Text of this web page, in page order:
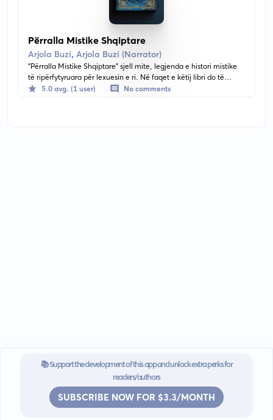
Përralla Mistike Shqiptare
Arjola Buzi, Arjola Buzi (Narrator)
“Përralla Mistike Shqiptare” sjell mite, legjenda e histori mistike
të ripërfytyruara për lexuesin e ri. Në faqet e këtij libri do të
takoni nga personazhet më të dashura të kujtesës tonë
popullore, tek figurat e harruara mitike që rikthehen e na
5.0 avg. (1 user) No comments
📚 Support the development of this app and unlock extra perks for
readers/authors
SUBSCRIBE NOW FOR $3.3/MONTH